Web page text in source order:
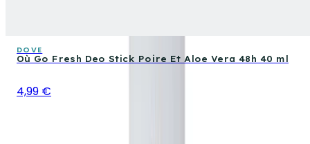
DOVE
Où Go Fresh Deo Stick Poire Et Aloe Vera 48h 40 ml
4,99 €